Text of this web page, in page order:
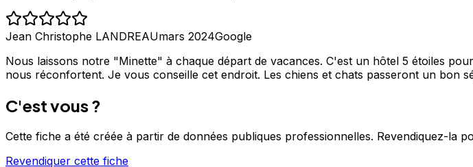
Jean Christophe LANDREAUmars 2024Google
Nous laissons notre "Minette" à chaque départ de vacances. C'est un hôtel 5 étoiles
nous réconfortent. Je vous conseille cet endroit. Les chiens et chats passeront un bon
C'est vous ?
Cette fiche a été créée à partir de données publiques professionnelles. Revendiquez-la
Revendiquer cette fiche